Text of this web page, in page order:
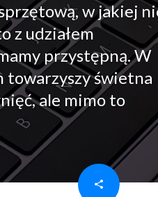
w jakiej
z udziałem
przystępną. W
towarzyszy świetna
ale mimo to